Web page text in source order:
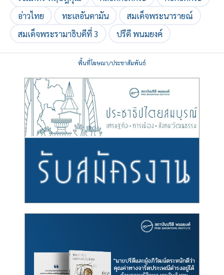
อ่าวไทย
ทะเลอันดามัน
สมเด็จพระนารายณ์
สมเด็จพระรามาธิบดีที่ 3
ปรีดี พนมยงค์
พื้นที่โฆษณา/ประชาสัมพันธ์